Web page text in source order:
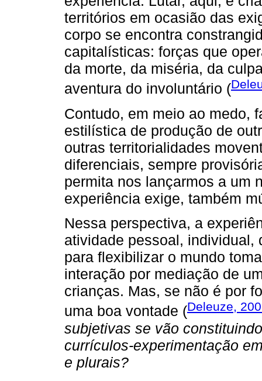
territórios em ocasião das
corpo se encontra
capitalísticas: forças que
da morte, da miséria, da
aventura do involuntário (
Contudo, em meio ao medo,
estilística de produção de
outras territorialidades
diferenciais, sempre
permita nos lançarmos a um
experiência exige, também
Nessa perspectiva, a
atividade pessoal, individual,
para flexibilizar o mundo
interação por mediação de
crianças. Mas, se não é por
uma boa vontade (Deleuze,
subjetivas se vão
currículos-experimentação
e plurais?